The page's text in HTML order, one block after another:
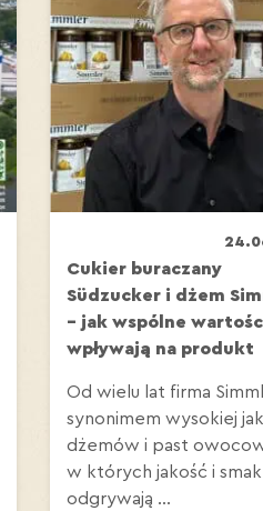
Cukier buraczany
Südzucker i dżem
– jak wspólne
wpływają na produkt
Od wielu lat firma
synonimem wysokiej
dżemów i past
w których jakość i smak
odgrywają ...